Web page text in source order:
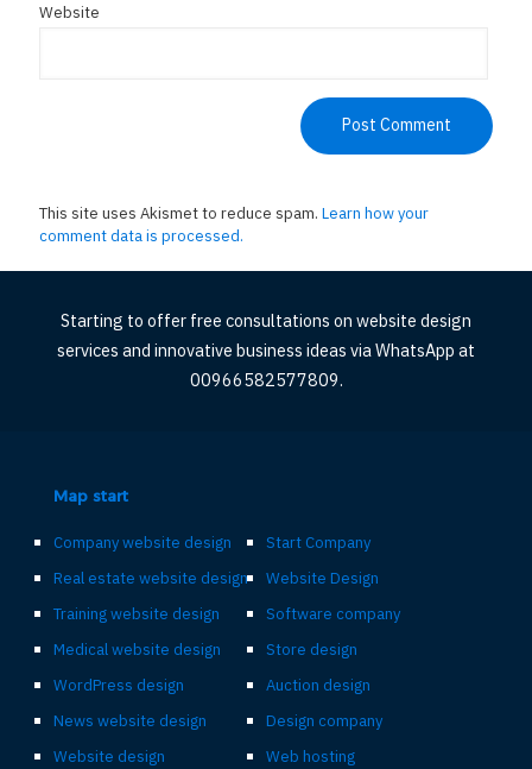
Website
This site uses Akismet to reduce spam. Learn how your
comment data is processed.
Starting to offer free consultations on website design
services and innovative business ideas via WhatsApp at
00966582577809.
Map start
Start Company
Website Design
Software company
Store design
Auction design
Design company
Web hosting
Company website design
Real estate website design
Training website design
Medical website design
WordPress design
News website design
Website design